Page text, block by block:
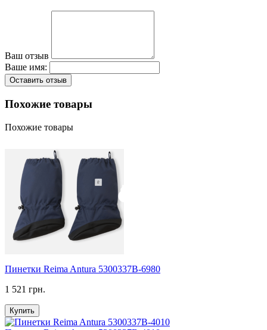
Ваш отзыв
Ваше имя:
Оставить отзыв
Похожие товары
Похожие товары
Пинетки Reima Antura 5300337B-6980
1 521 грн.
Купить